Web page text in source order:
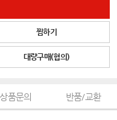
찜하기
대량구매(협의)
상품문의 반품/교환